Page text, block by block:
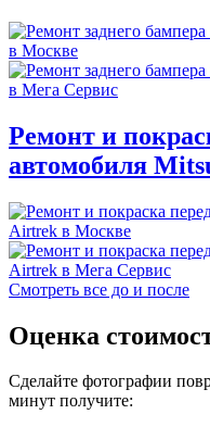
Ремонт и
автомобиля
Смотреть все до и после
Оценка
Сделайте фотографии
минут получите: